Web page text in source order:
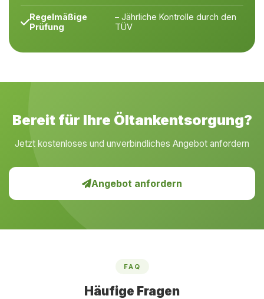
Regelmäßige
Prüfung
– Jährliche Kontrolle durch den
TÜV
Bereit für Ihre Öltankentsorgung?
Jetzt kostenloses und unverbindliches Angebot anfordern
Angebot anfordern
FAQ
Häufige Fragen